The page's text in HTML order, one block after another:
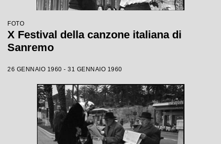
FOTO
X Festival della canzone italiana di
Sanremo
26 GENNAIO 1960 - 31 GENNAIO 1960